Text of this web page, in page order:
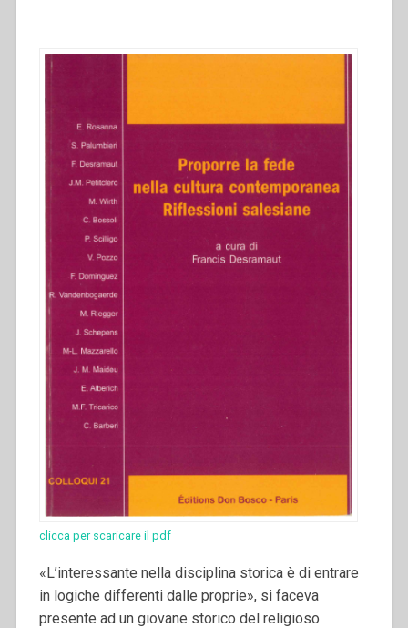
clicca per scaricare il pdf
«L’interessante nella disciplina storica è di entrare
in logiche differenti dalle proprie», si faceva
presente ad un giovane storico del religioso